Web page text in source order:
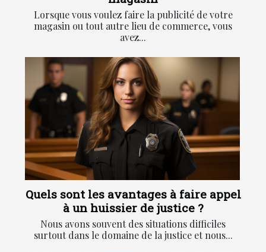
Lorsque vous voulez faire la publicité de votre
magasin ou tout autre lieu de commerce, vous
avez...
Quels sont les avantages à faire appel
à un huissier de justice ?
Nous avons souvent des situations difficiles
surtout dans le domaine de la justice et nous...